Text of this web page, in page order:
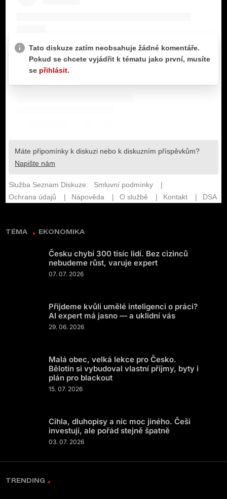
TÉMA EKONOMIKA
Česku chybí 300 tisíc lidí. Bez cizinců
nebudeme růst, varuje expert
07. 07. 2026
Přijdeme kvůli umělé inteligenci o práci?
AI expert má jasno — a uklidní vás
29. 06. 2026
Malá obec, velká lekce pro Česko.
Bělotín si vybudoval vlastní příjmy, byty i
plán pro blackout
15. 07. 2026
Cihla, dluhopisy a nic moc jiného. Češi
investují, ale pořád stejně špatně
03. 07. 2026
TRENDING